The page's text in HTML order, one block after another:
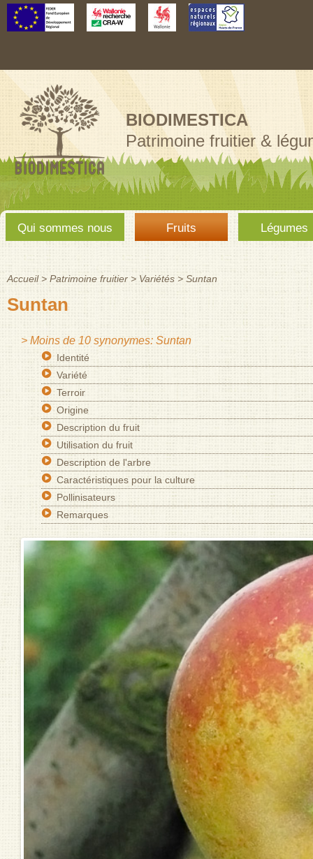
Aller au
contenu
BIODIMESTICA
Patrimoine fruitier &
Menu
principal
Qui sommes nous Fruits Légumes
Vous êtes ici
Accueil > Patrimoine fruitier > Variétés > Suntan
Suntan
> Moins de 10 synonymes: Suntan
Identité
Variété
Terroir
Origine
Description du fruit
Utilisation du fruit
Description de l'arbre
Caractéristiques pour la culture
Pollinisateurs
Remarques